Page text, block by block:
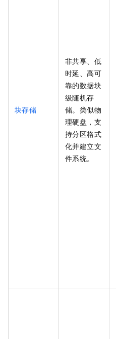
块存储
非共享、低
时延、高可
靠的数据块
级随机存
储。类似物
理硬盘，支
持分区格式
化并建立文
件系统。